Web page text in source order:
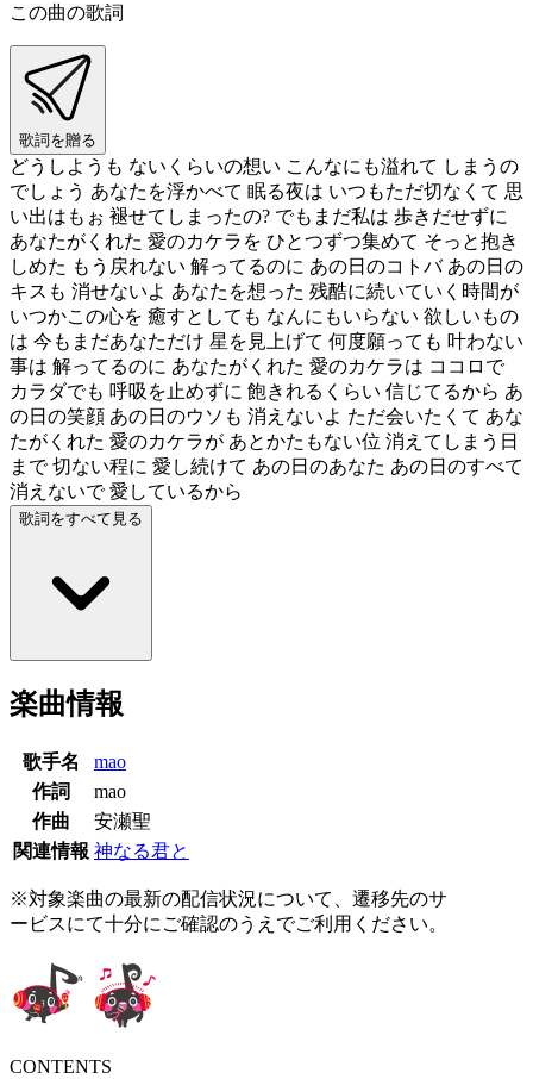
この曲の歌詞
歌詞を贈る
どうしようも ないくらいの想い こんなにも溢れて しまうの
でしょう あなたを浮かべて 眠る夜は いつもただ切なくて 思
い出はもぉ 褪せてしまったの? でもまだ私は 歩きだせずに
あなたがくれた 愛のカケラを ひとつずつ集めて そっと抱き
しめた もう戻れない 解ってるのに あの日のコトバ あの日の
キスも 消せないよ あなたを想った 残酷に続いていく時間が
いつかこの心を 癒すとしても なんにもいらない 欲しいもの
は 今もまだあなただけ 星を見上げて 何度願っても 叶わない
事は 解ってるのに あなたがくれた 愛のカケラは ココロで
カラダでも 呼吸を止めずに 飽きれるくらい 信じてるから あ
の日の笑顔 あの日のウソも 消えないよ ただ会いたくて あな
たがくれた 愛のカケラが あとかたもない位 消えてしまう日
まで 切ない程に 愛し続けて あの日のあなた あの日のすべて
消えないで 愛しているから
歌詞をすべて見る
楽曲情報
歌手名
mao
作詞
mao
作曲
安瀬聖
関連情報 神なる君と
※対象楽曲の最新の配信状況について、遷移先のサ
ービスにて十分にご確認のうえでご利用ください。
CONTENTS